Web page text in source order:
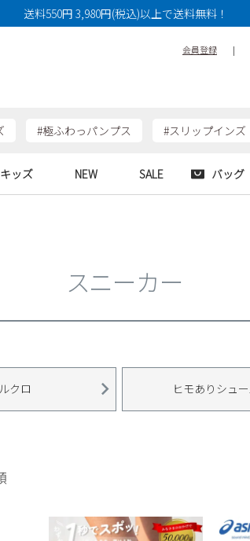
送料550円 3,980円(税込)以上で送料無料！
会員登録 |
#極ふわっパンプス #スリップインズ
moz
new balance
GAP
EDWIN
キッズ NEW SALE バッグ
スニーカー
クロ ヒモありシュ